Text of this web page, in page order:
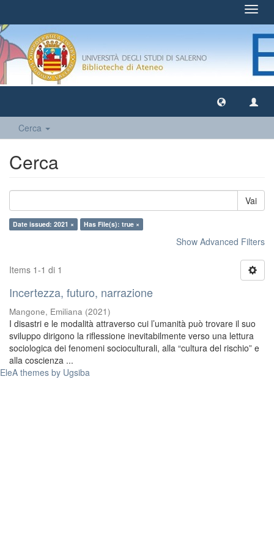
Cerca
Cerca
Vai
Date issued: 2021 × Has File(s): true ×
Show Advanced Filters
Items 1-1 di 1
Incertezza, futuro, narrazione
Mangone, Emiliana (2021)
I disastri e le modalità attraverso cui l’umanità può trovare il suo
sviluppo dirigono la riflessione inevitabilmente verso una lettura
sociologica dei fenomeni socioculturali, alla “cultura del rischio” e
alla coscienza ...
EleA themes by Ugsiba